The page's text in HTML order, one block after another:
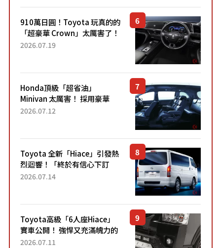
910萬日圓！Toyota 玩真的的
「超豪華 Crown」太厲害了！
採用由「匠人技藝」打造的
2026.07.19
Honda頂級「超省油」
Minivan 太厲害！ 採用豪華
「真皮座椅」與專屬「黑色內
「三...
2026.07.12
Toyota 全新「Hiace」引發熱
烈迴響！「終於有信心下訂
了！」「哪個等級交車最
車？...
2026.07.14
Toyota高級「6人座Hiace」
實車公開！ 強悍又充滿魄力的
「全黑設計」搭配特別「豪華
2026.07.11